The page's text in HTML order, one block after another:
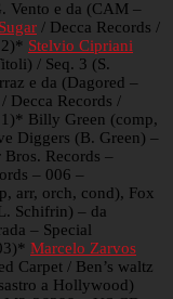
Vento e da (CAM –
/ Decca Records /
Stelvio Cipriani
/ Seq. 3 (S.
e da (Dagored –
Decca Records /
Billy Green (comp,
Diggers (B. Green) –
Bros. Records –
– 006 –
arr, orch, cond), Fox
Schifrin) – da
– Special
Marcelo Zarvos
Carpet / Ben’s waltz
a Hollywood)